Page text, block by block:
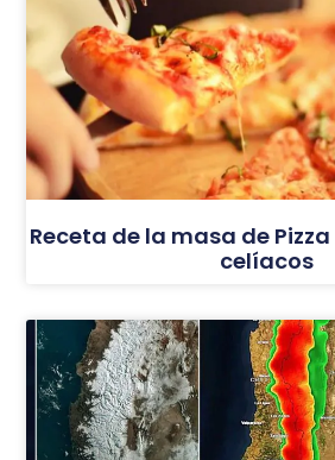
Receta de la masa de
celíacos